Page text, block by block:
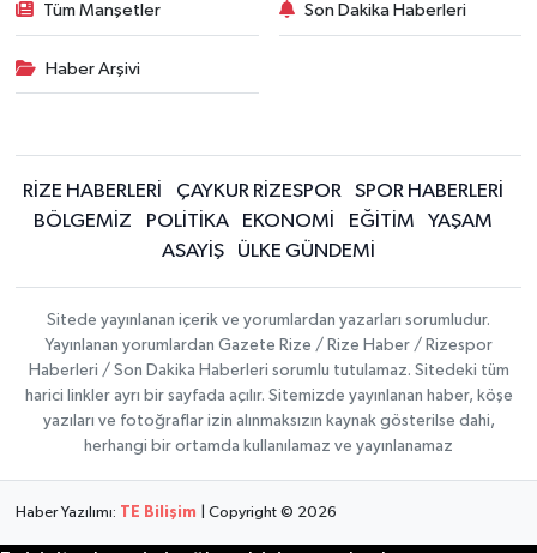
Tüm Manşetler Son Dakika Haberleri
Haber Arşivi
RİZE HABERLERİ ÇAYKUR RİZESPOR
SPOR HABERLERİ
BÖLGEMİZ
POLİTİKA EKONOMİ EĞİTİM
YAŞAM
ASAYİŞ
ÜLKE GÜNDEMİ
Sitede yayınlanan içerik ve yorumlardan yazarları sorumludur.
Yayınlanan yorumlardan Gazete Rize / Rize Haber / Rizespor
Haberleri / Son Dakika Haberleri sorumlu tutulamaz. Sitedeki tüm
harici linkler ayrı bir sayfada açılır. Sitemizde yayınlanan haber, köşe
yazıları ve fotoğraflar izin alınmaksızın kaynak gösterilse dahi,
herhangi bir ortamda kullanılamaz ve yayınlanamaz
Haber Yazılımı: TE Bilişim | Copyright © 2026